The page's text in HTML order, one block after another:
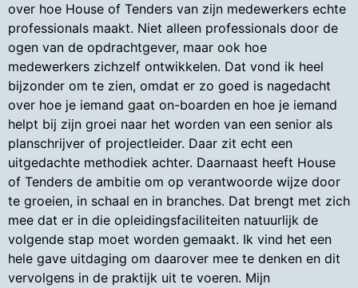
over hoe House of Tenders van zijn medewerkers echte
professionals maakt. Niet alleen professionals door de
ogen van de opdrachtgever, maar ook hoe
medewerkers zichzelf ontwikkelen. Dat vond ik heel
bijzonder om te zien, omdat er zo goed is nagedacht
over hoe je iemand gaat on-boarden en hoe je iemand
helpt bij zijn groei naar het worden van een senior als
planschrijver of projectleider. Daar zit echt een
uitgedachte methodiek achter. Daarnaast heeft House
of Tenders de ambitie om op verantwoorde wijze door
te groeien, in schaal en in branches. Dat brengt met zich
mee dat er in die opleidingsfaciliteiten natuurlijk de
volgende stap moet worden gemaakt. Ik vind het een
hele gave uitdaging om daarover mee te denken en dit
vervolgens in de praktijk uit te voeren. Mijn